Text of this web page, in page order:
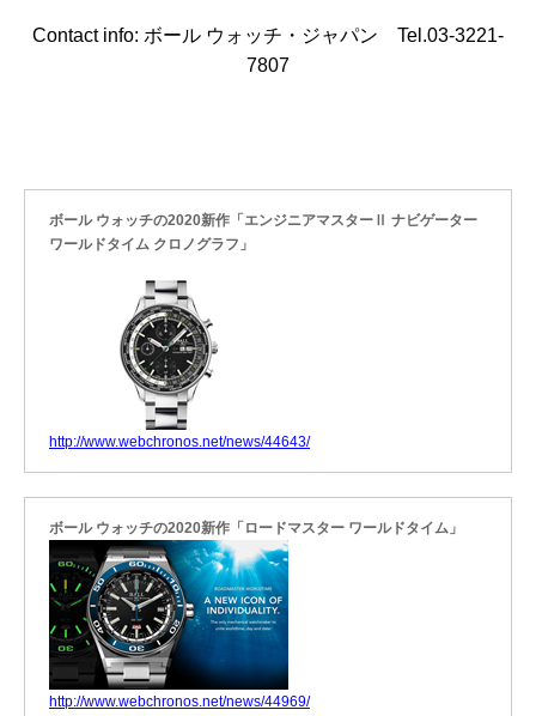
Contact info: ボール ウォッチ・ジャパン Tel.03-3221-
7807
ボール ウォッチの2020新作「エンジニアマスターⅡ ナビゲーター
ワールドタイム クロノグラフ」
http://www.webchronos.net/news/44643/
ボール ウォッチの2020新作「ロードマスター ワールドタイム」
http://www.webchronos.net/news/44969/